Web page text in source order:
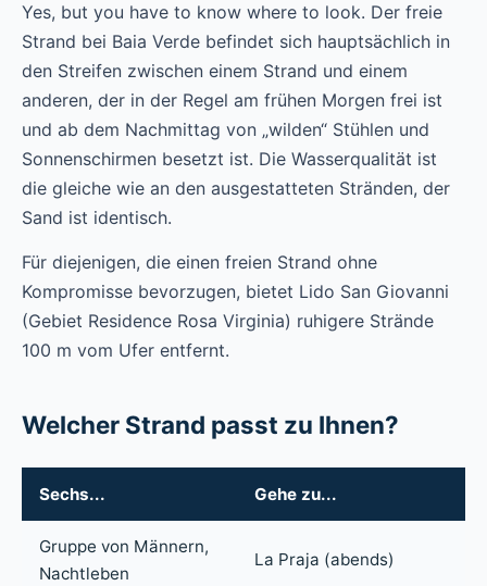
Yes, but you have to know where to look. Der freie
Strand bei Baia Verde befindet sich hauptsächlich in
den Streifen zwischen einem Strand und einem
anderen, der in der Regel am frühen Morgen frei ist
und ab dem Nachmittag von „wilden“ Stühlen und
Sonnenschirmen besetzt ist. Die Wasserqualität ist
die gleiche wie an den ausgestatteten Stränden, der
Sand ist identisch.
Für diejenigen, die einen freien Strand ohne
Kompromisse bevorzugen, bietet Lido San Giovanni
(Gebiet Residence Rosa Virginia) ruhigere Strände
100 m vom Ufer entfernt.
Welcher Strand passt zu Ihnen?
Sechs... Gehe zu...
Gruppe von Männern,
Nachtleben
La Praja (abends)